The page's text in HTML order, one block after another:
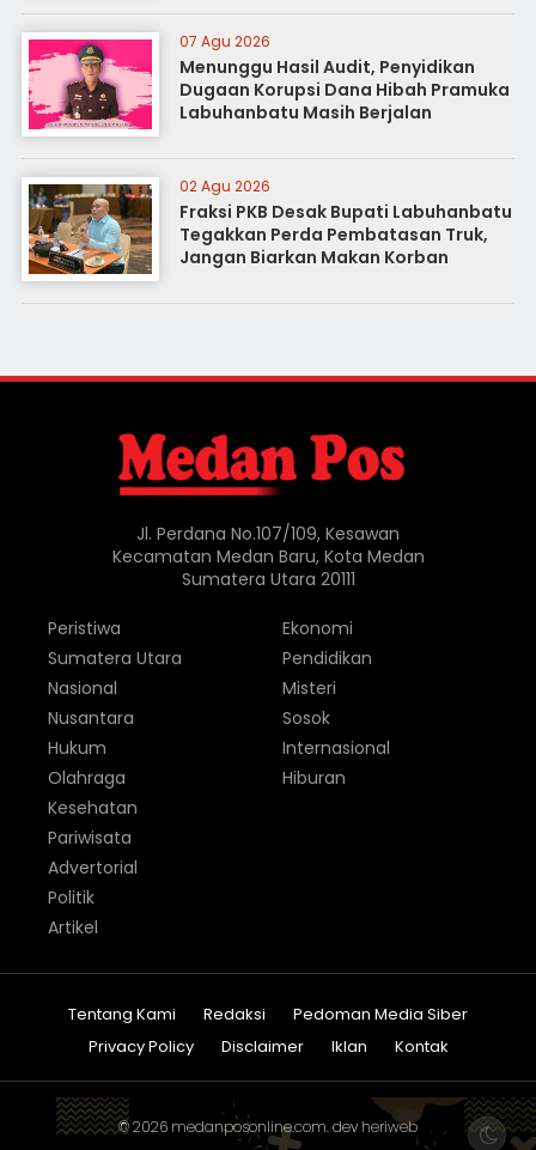
07 Agu 2026
Menunggu Hasil Audit, Penyidikan
Dugaan Korupsi Dana Hibah Pramuka
Labuhanbatu Masih Berjalan
02 Agu 2026
Fraksi PKB Desak Bupati Labuhanbatu
Tegakkan Perda Pembatasan Truk,
Jangan Biarkan Makan Korban
Jl. Perdana No.107/109, Kesawan
Kecamatan Medan Baru, Kota Medan
Sumatera Utara 20111
Peristiwa
Sumatera Utara
Nasional
Nusantara
Hukum
Olahraga
Ekonomi
Pendidikan
Misteri
Sosok
Internasional
Hiburan
Kesehatan
Pariwisata
Advertorial
Politik
Artikel
Tentang Kami Redaksi
Pedoman Media Siber
Privacy Policy
Disclaimer Iklan Kontak
© 2026 medanposonline.com. dev heriweb